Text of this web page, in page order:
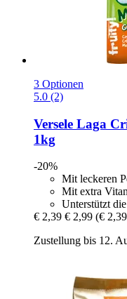
3 Optionen
5.0 (2)
Versele Laga
1kg
-20%
Mit leckeren
Mit extra
Unterstützt
€ 2,39 € 2,99 (€
Zustellung bis 12.